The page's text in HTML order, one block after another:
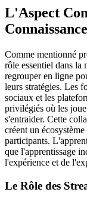
L'Aspect
Comme mentionné
rôle essentiel dans la
regrouper en ligne
leurs stratégies. Les
sociaux et les
privilégiés où les
s'entraider. Cette
créent un
participants.
que l'apprentissage
l'expérience et de
Le Rôle des